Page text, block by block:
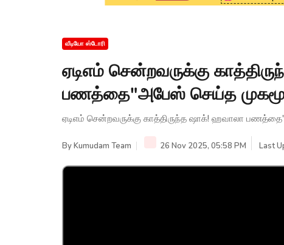
வீடியோ ஸ்டோரி
ஏடிஎம் சென்றவருக்கு
பணத்தை"அபேஸ் செய்த
ஏடிஎம் சென்றவருக்கு காத்திருந்த ஷாக்! ஹவாலா
ByKumudam Team 26 Nov 2025, 05:58 PM Last